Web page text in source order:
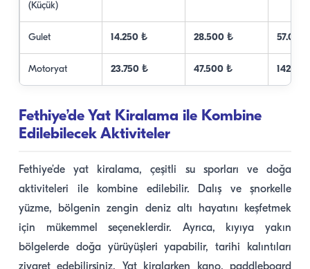
(Küçük)
Gulet 14.250 ₺ 28.500 ₺ 57.000
Motoryat 23.750 ₺ 47.500 ₺
Fethiye’de Yat Kiralama ile Kombine
Edilebilecek Aktiviteler
Fethiye’de yat kiralama, çeşitli su sporları ve doğa
aktiviteleri ile kombine edilebilir. Dalış ve şnorkelle
yüzme, bölgenin zengin deniz altı hayatını keşfetmek
için mükemmel seçeneklerdir. Ayrıca, kıyıya yakın
bölgelerde doğa yürüyüşleri yapabilir, tarihi kalıntıları